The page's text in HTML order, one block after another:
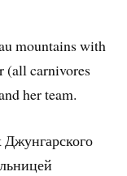
mountains with
(all carnivores
her team.
Джунгарского